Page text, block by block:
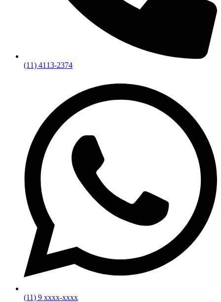
(11) 4113-2374
(11) 9 xxxx-xxxx